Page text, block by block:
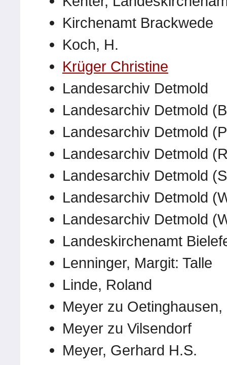
Kirchenamt Brackwede
Koch, H.
Krüger Christine
Landesarchiv Detmold
Landesarchiv Detmold
Landesarchiv Detmold
Landesarchiv Detmold
Landesarchiv Detmold
Landesarchiv Detmold
Landesarchiv Detmold
Landeskirchenamt
Lenninger, Margit: Talle
Linde, Roland
Meyer zu Oetinghausen,
Meyer zu Vilsendorf
Meyer, Gerhard H.S.